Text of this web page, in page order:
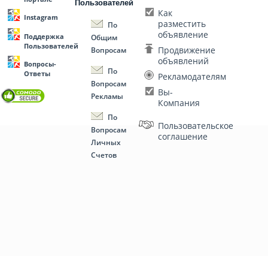
Instagram
Поддержка
Пользователей
Вопросы-
Ответы
Пользователей
По
Общим
Вопросам
По
Вопросам
Рекламы
По
Вопросам
Личных
Счетов
Как
разместить
объявление
Продвижение
объявлений
Рекламодателям
Вы-
Компания
Пользовательское
соглашение